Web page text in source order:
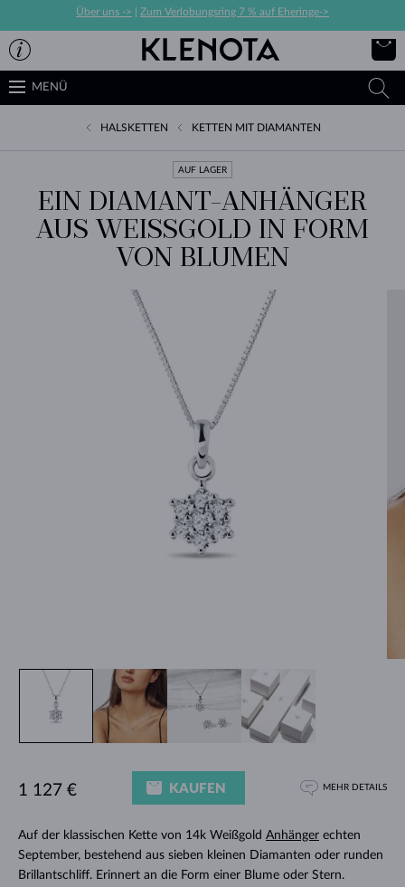
Über uns -> Zum Verlobungsring 7 % auf Eheringe->
MENÜ
HALSKETTEN KETTEN MIT DIAMANTEN
AUF LAGER
EIN DIAMANT-ANHÄNGER
AUS WEISSGOLD IN FORM V
ON BLUMEN
Auf der klassischen Kette von 14k Weißgold Anhängerechten
September, bestehend aus sieben kleinen Diamanten oder runden
Brillantschliff. Erinnert an die Form einer Blume oder Stern.
1 127 € KAUFEN MEHR DETAILS